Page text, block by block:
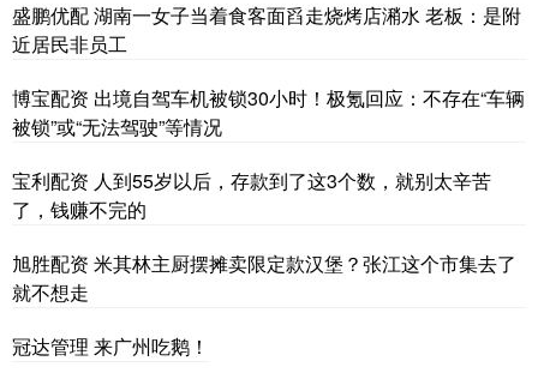
盛鹏优配 湖南一女子当着食客面舀走烧烤店潲水 老板：是附
近居民非员工
博宝配资 出境自驾车机被锁30小时！极氪回应：不存在“车辆
被锁”或“无法驾驶”等情况
宝利配资 人到55岁以后，存款到了这3个数，就别太辛苦
了，钱赚不完的
旭胜配资 米其林主厨摆摊卖限定款汉堡？张江这个市集去了
就不想走
冠达管理 来广州吃鹅！